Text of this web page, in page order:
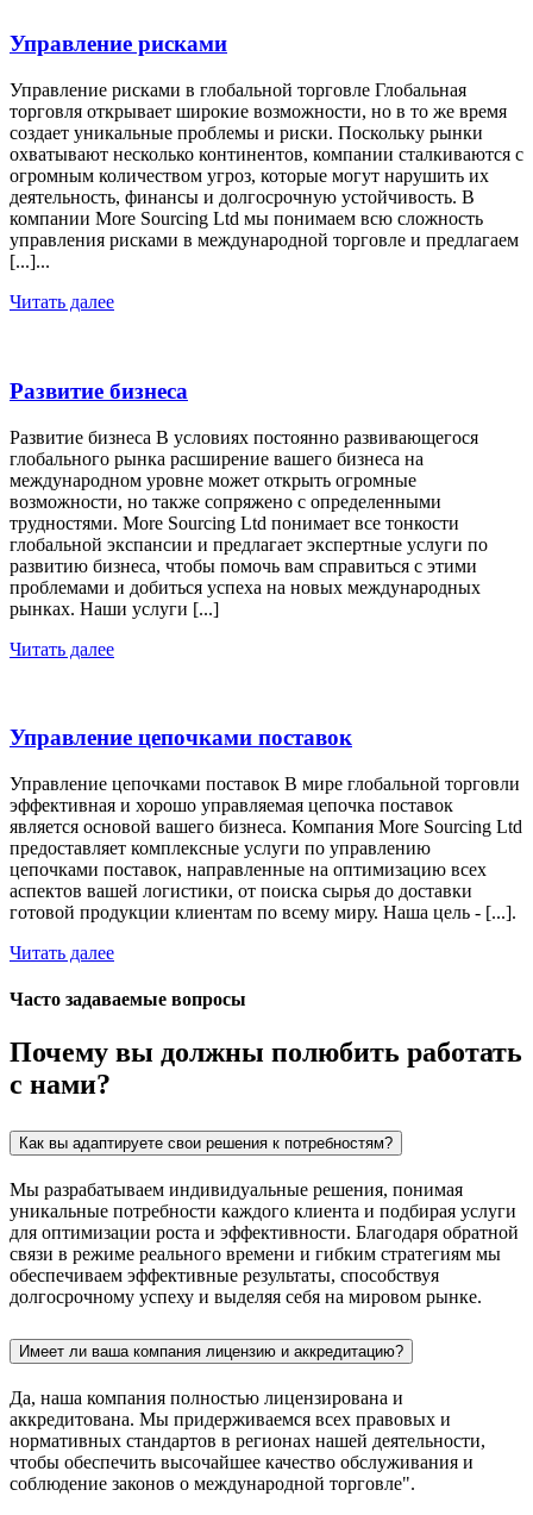
Управление рисками
Управление рисками в глобальной торговле Глобальная
торговля открывает широкие возможности, но в то же время
создает уникальные проблемы и риски. Поскольку рынки
охватывают несколько континентов, компании сталкиваются с
огромным количеством угроз, которые могут нарушить их
деятельность, финансы и долгосрочную устойчивость. В
компании More Sourcing Ltd мы понимаем всю сложность
управления рисками в международной торговле и предлагаем
[...]...
Читать далее
Развитие бизнеса
Развитие бизнеса В условиях постоянно развивающегося
глобального рынка расширение вашего бизнеса на
международном уровне может открыть огромные
возможности, но также сопряжено с определенными
трудностями. More Sourcing Ltd понимает все тонкости
глобальной экспансии и предлагает экспертные услуги по
развитию бизнеса, чтобы помочь вам справиться с этими
проблемами и добиться успеха на новых международных
рынках. Наши услуги [...]
Читать далее
Управление цепочками поставок
Управление цепочками поставок В мире глобальной торговли
эффективная и хорошо управляемая цепочка поставок
является основой вашего бизнеса. Компания More Sourcing Ltd
предоставляет комплексные услуги по управлению
цепочками поставок, направленные на оптимизацию всех
аспектов вашей логистики, от поиска сырья до доставки
готовой продукции клиентам по всему миру. Наша цель - [...].
Читать далее
Часто задаваемые вопросы
Почему вы должны полюбить работать
с нами?
Как вы адаптируете свои решения к потребностям?
Мы разрабатываем индивидуальные решения, понимая
уникальные потребности каждого клиента и подбирая услуги
для оптимизации роста и эффективности. Благодаря обратной
связи в режиме реального времени и гибким стратегиям мы
обеспечиваем эффективные результаты, способствуя
долгосрочному успеху и выделяя себя на мировом рынке.
Имеет ли ваша компания лицензию и аккредитацию?
Да, наша компания полностью лицензирована и
аккредитована. Мы придерживаемся всех правовых и
нормативных стандартов в регионах нашей деятельности,
чтобы обеспечить высочайшее качество обслуживания и
соблюдение законов о международной торговле".